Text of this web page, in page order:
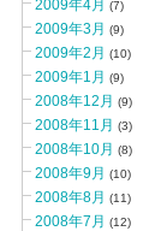
2009年4月 (7)
2009年3月 (9)
2009年2月 (10)
2009年1月 (9)
2008年12月 (9)
2008年11月 (3)
2008年10月 (8)
2008年9月 (10)
2008年8月 (11)
2008年7月 (12)